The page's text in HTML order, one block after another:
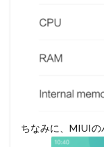
ちなみに、MIUIの